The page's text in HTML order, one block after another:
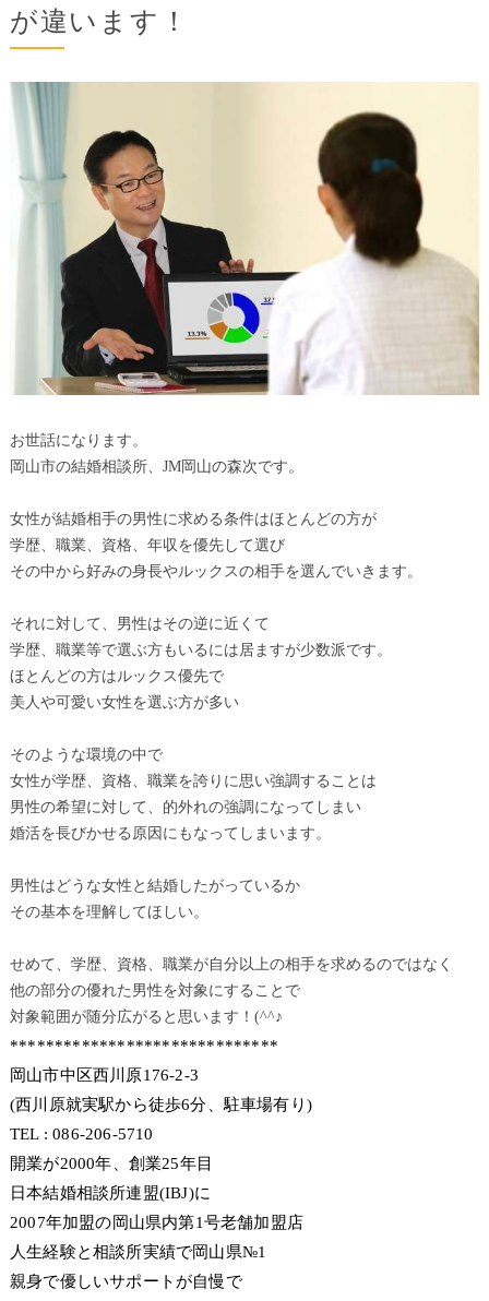
が違います！
お世話になります。
岡山市の結婚相談所、JM岡山の森次です。
女性が結婚相手の男性に求める条件はほとんどの方が
学歴、職業、資格、年収を優先して選び
その中から好みの身長やルックスの相手を選んでいきます。
それに対して、男性はその逆に近くて
学歴、職業等で選ぶ方もいるには居ますが少数派です。
ほとんどの方はルックス優先で
美人や可愛い女性を選ぶ方が多い
そのような環境の中で
女性が学歴、資格、職業を誇りに思い強調することは
男性の希望に対して、的外れの強調になってしまい
婚活を長びかせる原因にもなってしまいます。
男性はどうな女性と結婚したがっているか
その基本を理解してほしい。
せめて、学歴、資格、職業が自分以上の相手を求めるのではなく
他の部分の優れた男性を対象にすることで
対象範囲が随分広がると思います！(^^♪
******************************
岡山市中区西川原176-2-3
(西川原就実駅から徒歩6分、駐車場有り)
TEL : 086-206-5710
開業が2000年、創業25年目
日本結婚相談所連盟(IBJ)に
2007年加盟の岡山県内第1号老舗加盟店
人生経験と相談所実績で岡山県№1
親身で優しいサポートが自慢で